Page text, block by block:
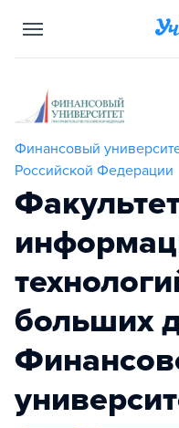
Финансовый
Российской Федерации
больших